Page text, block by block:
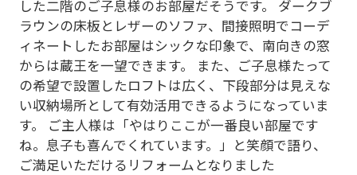
した二階のご子息様のお部屋だそうです。 ダークブ
ラウンの床板とレザーのソファ、間接照明でコーデ
ィネートしたお部屋はシックな印象で、南向きの窓
からは蔵王を一望できます。 また、ご子息様たって
の希望で設置したロフトは広く、下段部分は見えな
い収納場所として有効活用できるようになっていま
す。 ご主人様は「やはりここが一番良い部屋です
ね。息子も喜んでくれています。」と笑顔で語り、
ご満足いただけるリフォームとなりました